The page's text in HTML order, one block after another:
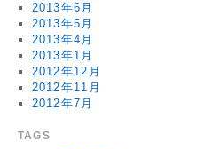
2013年6月
2013年5月
2013年4月
2013年1月
2012年12月
2012年11月
2012年7月
TAGS